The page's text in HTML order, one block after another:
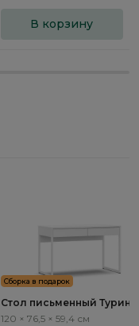
В корзину
Сборка в подарок
Стол письменный Турин /
Turin TR1736.2
120 × 76,5 × 59,4 см